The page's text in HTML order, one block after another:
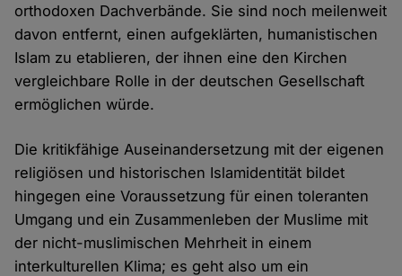
orthodoxen Dachverbände. Sie sind noch meilenweit
davon entfernt, einen aufgeklärten, humanistischen
Islam zu etablieren, der ihnen eine den Kirchen
vergleichbare Rolle in der deutschen Gesellschaft
ermöglichen würde.
Die kritikfähige Auseinandersetzung mit der eigenen
religiösen und historischen Islamidentität bildet
hingegen eine Voraussetzung für einen toleranten
Umgang und ein Zusammenleben der Muslime mit
der nicht-muslimischen Mehrheit in einem
interkulturellen Klima; es geht also um ein